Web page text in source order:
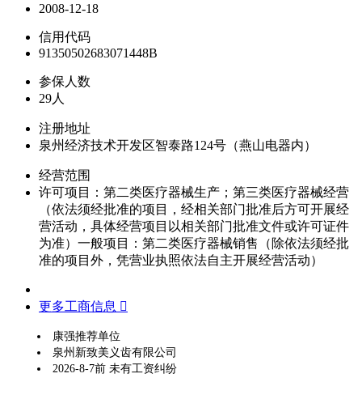
2008-12-18
信用代码
91350502683071448B
参保人数
29人
注册地址
泉州经济技术开发区智泰路124号（燕山电器内）
经营范围
许可项目：第二类医疗器械生产；第三类医疗器械经营
（依法须经批准的项目，经相关部门批准后方可开展经
营活动，具体经营项目以相关部门批准文件或许可证件
为准）一般项目：第二类医疗器械销售（除依法须经批
准的项目外，凭营业执照依法自主开展经营活动）
更多工商信息 
康强推荐单位
泉州新致美义齿有限公司
2026-8-7前 未有工资纠纷